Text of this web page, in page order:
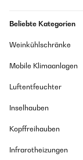
Beliebte Kategorien
Weinkühlschränke
Mobile Klimaanlagen
Luftentfeuchter
Inselhauben
Kopffreihauben
Infrarotheizungen